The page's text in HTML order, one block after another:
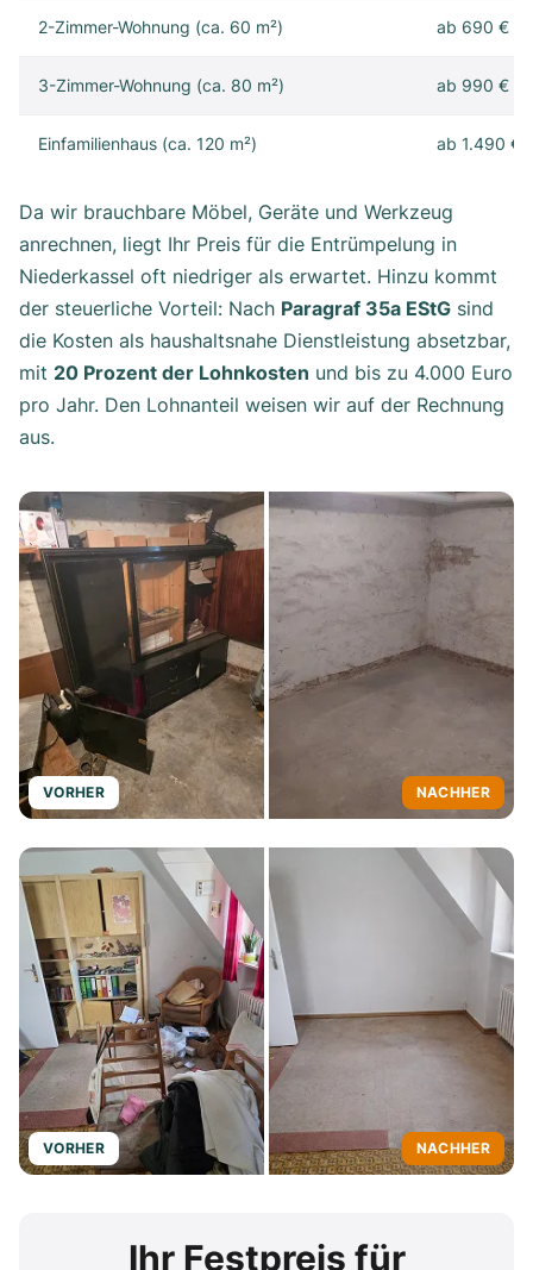
2-Zimmer-Wohnung (ca. 60 m²) ab 690 €
3-Zimmer-Wohnung (ca. 80 m²) ab 990 €
Einfamilienhaus (ca. 120 m²) ab 1.490 €
Da wir brauchbare Möbel, Geräte und Werkzeug
anrechnen, liegt Ihr Preis für die Entrümpelung in
Niederkassel oft niedriger als erwartet. Hinzu kommt
der steuerliche Vorteil: Nach Paragraf 35a EStG sind
die Kosten als haushaltsnahe Dienstleistung absetzbar,
mit 20 Prozent der Lohnkosten und bis zu 4.000 Euro
pro Jahr. Den Lohnanteil weisen wir auf der Rechnung
aus.
VORHER NACHHER
VORHER NACHHER
Ihr Festpreis für